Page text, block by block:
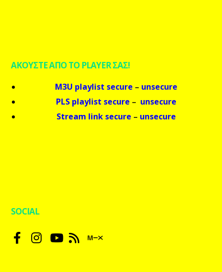
ΑΚΟΥΣΤΕ ΑΠΟ ΤΟ PLAYER ΣΑΣ!
M3U playlist secure – unsecure
PLS playlist secure – unsecure
Stream link secure – unsecure
SOCIAL